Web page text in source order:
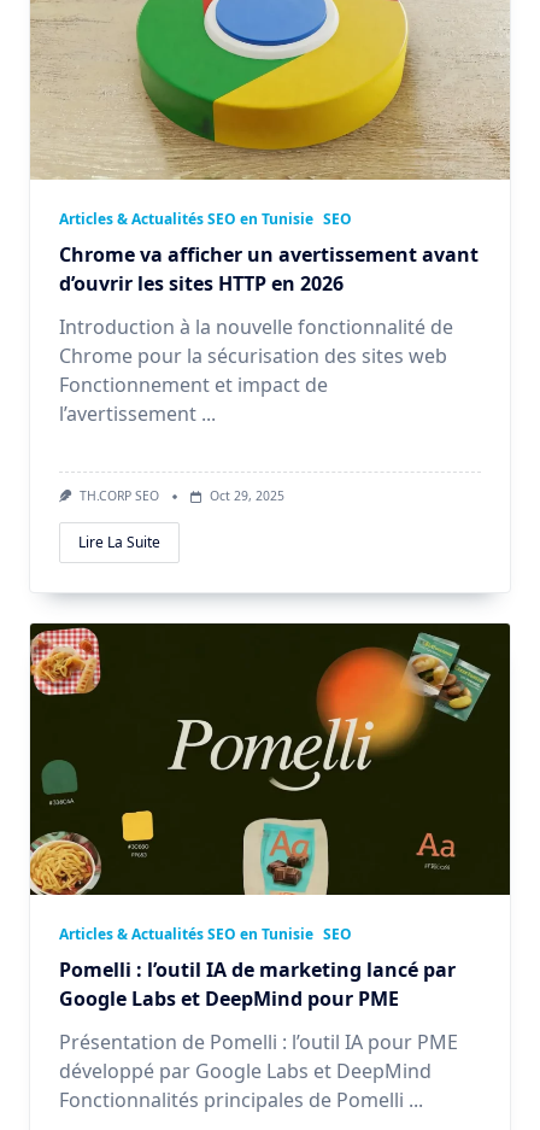
Articles & Actualités SEO en Tunisie SEO
Chrome va afficher un avertissement avant
d’ouvrir les sites HTTP en 2026
Introduction à la nouvelle fonctionnalité de
Chrome pour la sécurisation des sites web
Fonctionnement et impact de
l’avertissement ...
TH.CORP SEO Oct 29, 2025
Lire La Suite
Articles & Actualités SEO en Tunisie SEO
Pomelli : l’outil IA de marketing lancé par
Google Labs et DeepMind pour PME
Présentation de Pomelli : l’outil IA pour PME
développé par Google Labs et DeepMind
Fonctionnalités principales de Pomelli ...